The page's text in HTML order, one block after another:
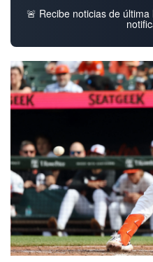
🚨 Recibe noticias de